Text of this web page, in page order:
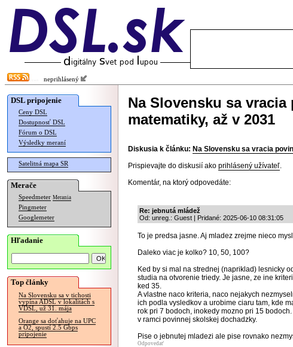
neprihlásený
DSL pripojenie
Ceny DSL
Dostupnosť DSL
Fórum o DSL
Výsledky meraní
Satelitná mapa SR
Merače
Speedmeter Merania
Pingmeter
Googlemeter
Hľadanie
Top články
Na Slovensku sa v tichosti
vypína ADSL v lokalitách s
VDSL, už 31. mája
Orange sa doťahuje na UPC
a O2, spustí 2.5 Gbps
pripojenie
Na Slovensku sa
matematiky, až v 2031
Diskusia k článku: Na Slovensku sa vracia
Prispievajte do diskusií ako prihlásený užívateľ.
Komentár, na ktorý odpovedáte:
Re: jebnutá mládež
Od: unreg.: Guest | Pridané: 2025-06-10 08:31:05
To je predsa jasne. Aj mladez zrejme nieco
Daleko viac je kolko? 10, 50, 100?
Ked by si mal na strednej (napriklad) lesnicky
studia na otvorenie triedy. Je jasne, ze ine
ked 35.
A vlastne naco kriteria, naco nejakych
ich podla vysledkov a urobime ciaru tam, kde
rok pri 7 bodoch, inokedy mozno pri 15
v ramci povinnej skolskej dochadzky.
Pise o jebnutej mladezi ale pise rovnako
Odpovedať